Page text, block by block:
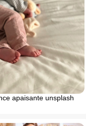
apaisante unsplash